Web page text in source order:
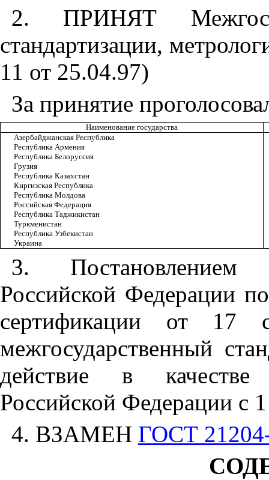
2. ПРИНЯТ
стандартизации,
11 от 25.04.97)
За принятие
Наименование государства
Азербайджанская Республика
Республика Армения
Республика Белоруссия
Грузия
Республика Казахстан
Киргизская Республика
Республика Молдова
Российская Федерация
Республика Таджикистан
Туркменистан
Республика Узбекистан
Украина
3. Постановлением
Российской Федерации
сертификации от
межгосударственный
действие в качестве
Российской Федерации с
4. ВЗАМЕН ГОСТ